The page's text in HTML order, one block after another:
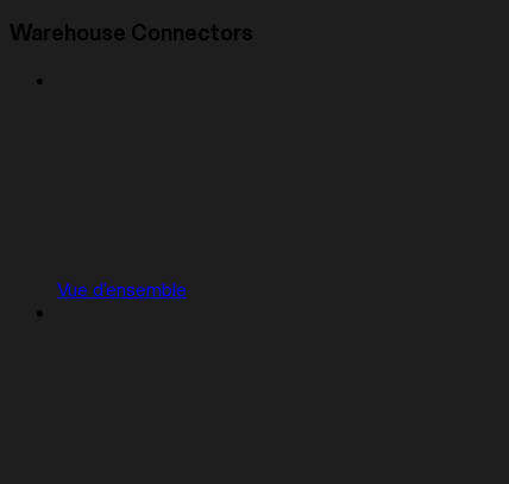
Warehouse Connectors
Vue d'ensemble